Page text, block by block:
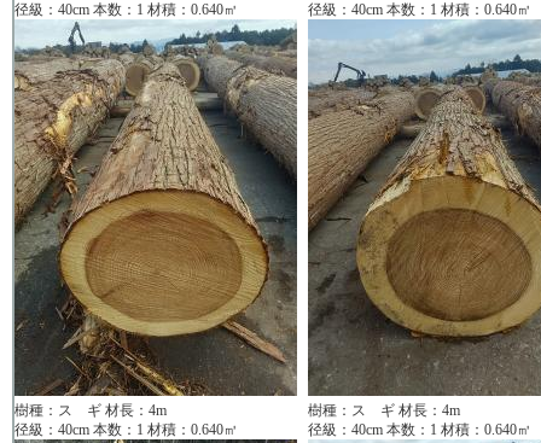
径級：40cm 本数：1 材積：0.640㎥
径級：40cm 本数：1 材積：0.640㎥
樹種：ス ギ 材長：4m
径級：40cm 本数：1 材積：0.640㎥
樹種：ス ギ 材長：4m
径級：40cm 本数：1 材積：0.640㎥